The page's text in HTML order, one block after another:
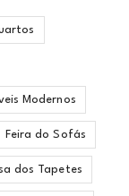
Modernos
Feira do Sofás
dos Tapetes